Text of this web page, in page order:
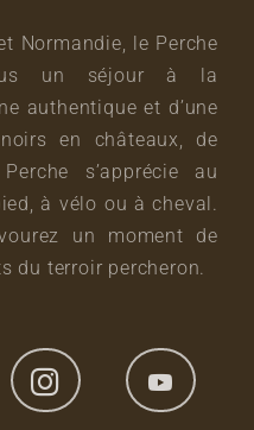
Normandie, le Perche
un séjour à la
authentique et d’une
en châteaux, de
s’apprécie au
à vélo ou à cheval.
un moment de
du terroir percheron.